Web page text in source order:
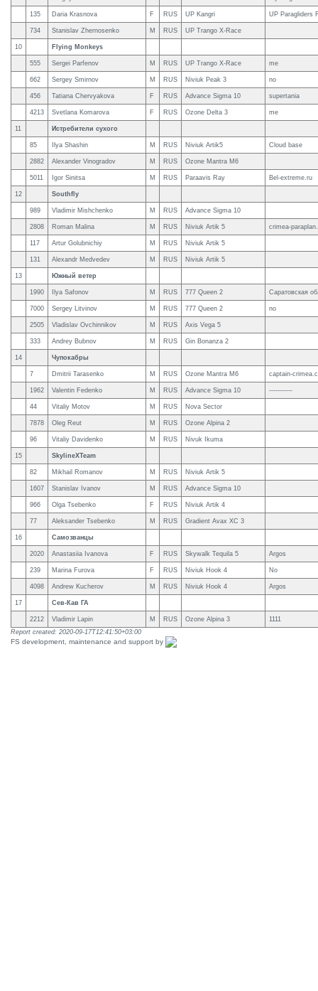
135 Daria Krasnova F RUS UP Kangri UP Paragliders
734 Stanislav Zhernosenko M RUS UP Trango X-Race
10 Flying Monkeys
555 Sergei Parfenov M RUS UP Trango X-Race me
662 Sergey Smirnov M RUS Niviuk Peak 3 no
456 Tatiana Chervyakova F RUS Advance Sigma 10 supertania
4213 Svetlana Komarova F RUS Ozone Delta 3 me
11 Истребители сухого
85 Ilya Shashin M RUS Niviuk Artik5 Cloud base
2882 Alexander Vinogradov M RUS Ozone Mantra M6
5011 Igor Sinitsa M RUS Paraavis Ray Bel-extreme.ru
12 Southfly
989 Vladimir Mishchenko M RUS Advance Sigma 10
2808 Roman Malina M RUS Niviuk Artik 5 crimea-
117 Artur Golubnichiy M RUS Niviuk Artik 5
131 Alexandr Medvedev M RUS Niviuk Artik 5
13 Южный ветер
1990 Ilya Safonov M RUS 777 Queen 2 Саратовская
7000 Sergey Litvinov M RUS 777 Queen 2 no
2505 Vladislav Ovchinnikov M RUS Axis Vega 5
333 Andrey Bubnov M RUS Gin Bonanza 2
14 Чупокабры
7 Dmitrii Tarasenko M RUS Ozone Mantra M6 captain-
1962 Valentin Fedenko M RUS Advance Sigma 10 -----------
44 Vitaliy Motov M RUS Nova Sector
7878 Oleg Reut M RUS Ozone Alpina 2
96 Vitaliy Davidenko M RUS Nivuk Ikuma
15 SkylineXTeam
82 Mikhail Romanov M RUS Niviuk Artik 5
1607 Stanislav Ivanov M RUS Advance Sigma 10
966 Olga Tsebenko F RUS Niviuk Artik 4
77 Aleksander Tsebenko M RUS Gradient Avax XC 3
16 Самозванцы
2020 Anastasiia Ivanova F RUS Skywalk Tequila 5 Argos
239 Marina Furova F RUS Niviuk Hook 4 No
4098 Andrew Kucherov M RUS Niviuk Hook 4 Argos
17 Сев-Кав ГА
2212 Vladimir Lapin M RUS Ozone Alpina 3
1111
Report created: 2020-09-17T12:41:50+03:00
FS development, maintenance and support by